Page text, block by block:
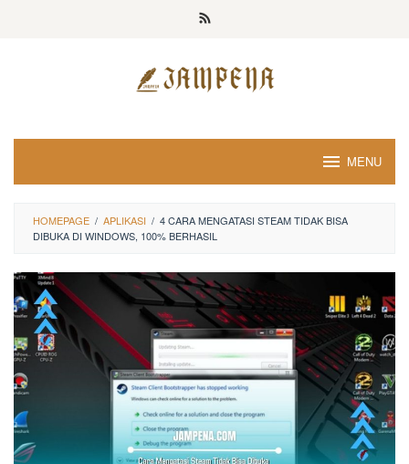
MENU
HOMEPAGE / APLIKASI / 4 CARA MENGATASI STEAM TIDAK BISA
DIBUKA DI WINDOWS, 100% BERHASIL